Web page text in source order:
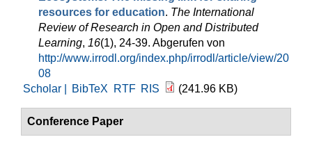
resources for education. The International
Review of Research in Open and Distributed
Learning, 16(1), 24-39. Abgerufen von
http://www.irrodl.org/index.php/irrodl/article/view/20
08
Scholar |
BibTeX RTF RIS (241.96 KB)
Conference Paper